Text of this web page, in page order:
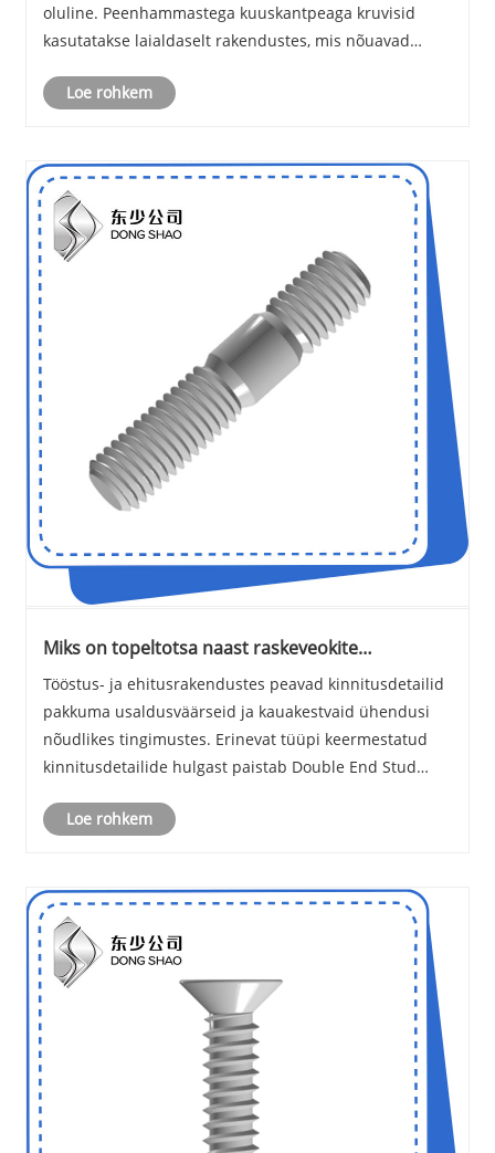
oluline. Peenhammastega kuuskantpeaga kruvisid
kasutatakse laialdaselt rakendustes, mis nõuavad
paremat vastupidavust lõdvenemisele.
Loe rohkem
Miks on topeltotsa naast raskeveokite
Tööstus- ja ehitusrakendustes peavad kinnitusdetailid
pakkuma usaldusväärseid ja kauakestvaid ühendusi
nõudlikes tingimustes. Erinevat tüüpi keermestatud
kinnitusdetailide hulgast paistab Double End Stud
Mõlemas otsas keermestatud kinnitus on mõeldud
Loe rohkem